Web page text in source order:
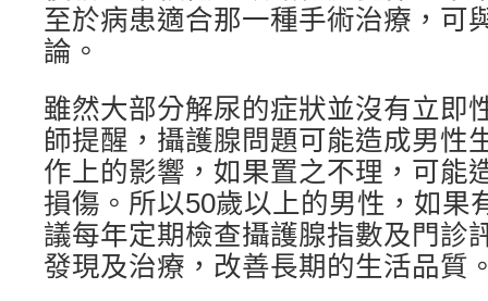
至於病患適合那一種手術治療，可
論。
雖然大部分解尿的症狀並沒有立即
師提醒，攝護腺問題可能造成男性
作上的影響，如果置之不理，可能
損傷。所以50歲以上的男性，如果
議每年定期檢查攝護腺指數及門診
發現及治療，改善長期的生活品質